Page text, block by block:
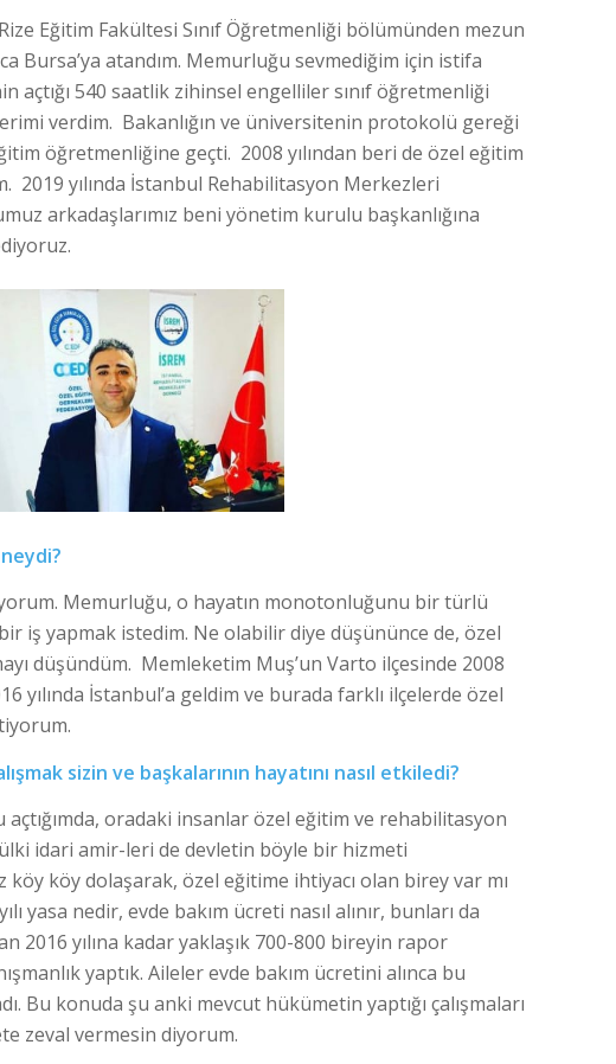
Eğitim Fakültesi Sınıf Öğretmenliği bölümünden mezun
Bursa’ya atandım. Memurluğu sevmediğim için istifa
açtığı 540 saatlik zihinsel engelliler sınıf öğretmenliği
verdim. Bakanlığın ve üniversitenin protokolü gereği
öğretmenliğine geçti. 2008 yılından beri de özel eğitim
yılında İstanbul Rehabilitasyon Merkezleri
arkadaşlarımız beni yönetim kurulu başkanlığına
Memurluğu, o hayatın monotonluğunu bir türlü
iş yapmak istedim. Ne olabilir diye düşününce de, özel
düşündüm. Memleketim Muş’un Varto ilçesinde 2008
yılında İstanbul’a geldim ve burada farklı ilçelerde özel
sizin ve başkalarının hayatını nasıl etkiledi?
oradaki insanlar özel eğitim ve rehabilitasyon
idari amir-leri de devletin böyle bir hizmeti
köy dolaşarak, özel eğitime ihtiyacı olan birey var mı
yasa nedir, evde bakım ücreti nasıl alınır, bunları da
2016 yılına kadar yaklaşık 700-800 bireyin rapor
yaptık. Aileler evde bakım ücretini alınca bu
Bu konuda şu anki mevcut hükümetin yaptığı çalışmaları
zeval vermesin diyorum.